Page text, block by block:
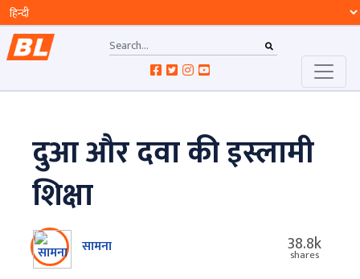
दुआ और दवा की इस्लामी
शिक्षा
सामना 38.8k
shares